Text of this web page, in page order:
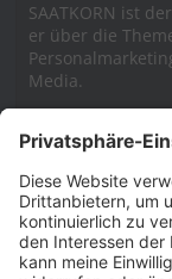
SAATKORN ist
er über die
Media.
Impressum
Impressum